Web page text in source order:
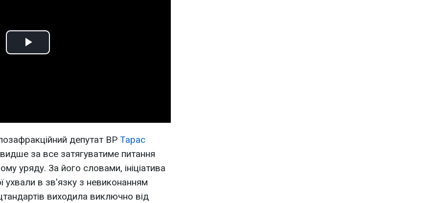
Play
депутат ВР Тарас
за все затягуватиме питання
уряду. За його словами, ініціатива
ухвали в зв'язку з невиконанням
виходила виключно від